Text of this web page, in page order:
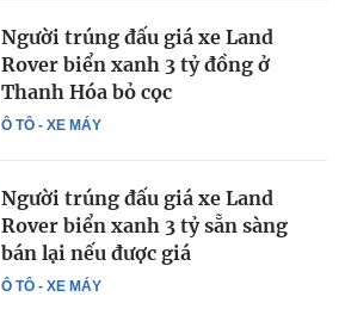
Ô TÔ - XE MÁY
Người trúng đấu giá xe Land
Rover biển xanh 3 tỷ đồng ở
Thanh Hóa bỏ cọc
Ô TÔ - XE MÁY
Người trúng đấu giá xe Land
Rover biển xanh 3 tỷ sẵn sàng
bán lại nếu được giá